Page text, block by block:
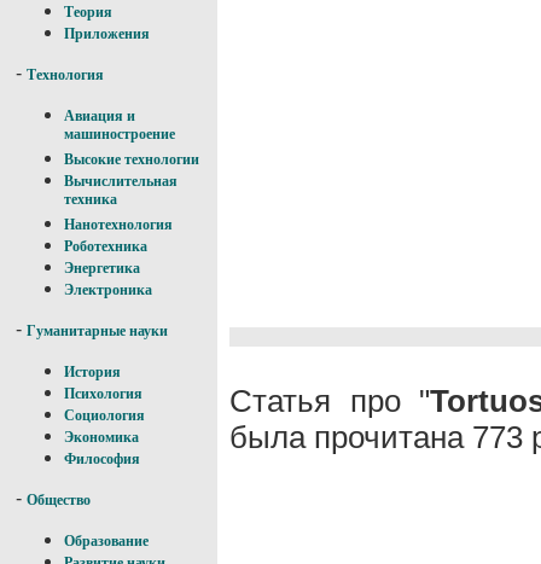
Теория
Приложения
- Технология
Авиация и
машиностроение
Высокие технологии
Вычислительная
техника
Нанотехнология
Роботехника
Энергетика
Электроника
- Гуманитарные науки
История
Психология
Социология
Экономика
Философия
- Общество
Образование
Статья про "
была прочитана 773